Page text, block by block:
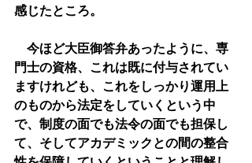
感じたところ。
今ほど大臣御答弁あったように、専
門士の資格、これは既に付与されてい
ますけれども、これをしっかり運用上
のものから法定をしていくという中
で、制度の面でも法令の面でも担保し
て、そしてアカデミックとの間の整合